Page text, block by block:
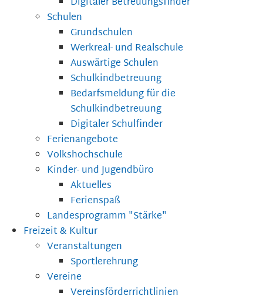
Schulen
Grundschulen
Werkreal- und Realschule
Auswärtige Schulen
Schulkindbetreuung
Bedarfsmeldung für die
Schulkindbetreuung
Digitaler Schulfinder
Ferienangebote
Volkshochschule
Kinder- und Jugendbüro
Aktuelles
Ferienspaß
Landesprogramm "Stärke"
Freizeit & Kultur
Veranstaltungen
Sportlerehrung
Vereine
Vereinsförderrichtlinien